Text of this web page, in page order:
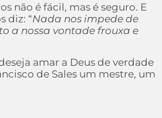
não é fácil, mas é seguro. E
diz: “Nada nos impede de
a nossa vontade frouxa e
amar a Deus de verdade
de Sales um mestre, um